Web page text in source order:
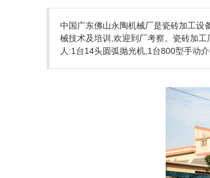
中国广东佛山永陶机械厂是瓷砖加工设
械技术及培训,欢迎到厂考察。瓷砖加
人:1台14头圆弧抛光机,1台800型手动